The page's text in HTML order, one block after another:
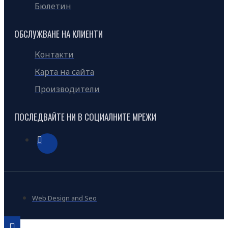
Бюлетин
ОБСЛУЖВАНЕ НА КЛИЕНТИ
Контакти
Карта на сайта
Производители
ПОСЛЕДВАЙТЕ НИ В СОЦИАЛНИТЕ МРЕЖИ
Web Design and Seo